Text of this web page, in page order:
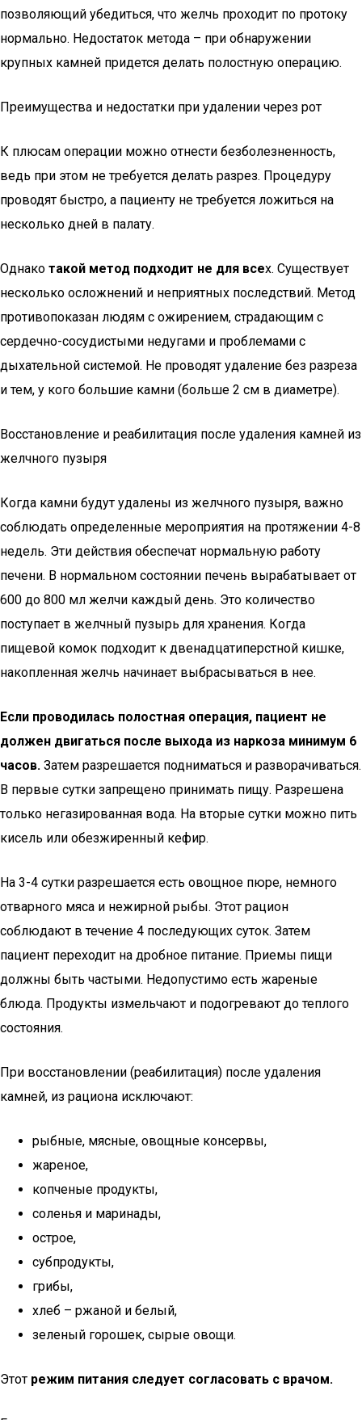
позволяющий убедиться, что желчь проходит по протоку
нормально. Недостаток метода – при обнаружении
крупных камней придется делать полостную операцию.
Преимущества и недостатки при удалении через рот
К плюсам операции можно отнести безболезненность,
ведь при этом не требуется делать разрез. Процедуру
проводят быстро, а пациенту не требуется ложиться на
несколько дней в палату.
Однако такой метод подходит не для всех. Существует
несколько осложнений и неприятных последствий. Метод
противопоказан людям с ожирением, страдающим с
сердечно-сосудистыми недугами и проблемами с
дыхательной системой. Не проводят удаление без разреза
и тем, у кого большие камни (больше 2 см в диаметре).
Восстановление и реабилитация после удаления камней из
желчного пузыря
Когда камни будут удалены из желчного пузыря, важно
соблюдать определенные мероприятия на протяжении 4-8
недель. Эти действия обеспечат нормальную работу
печени. В нормальном состоянии печень вырабатывает от
600 до 800 мл желчи каждый день. Это количество
поступает в желчный пузырь для хранения. Когда
пищевой комок подходит к двенадцатиперстной кишке,
накопленная желчь начинает выбрасываться в нее.
Если проводилась полостная операция, пациент не
должен двигаться после выхода из наркоза минимум 6
часов. Затем разрешается подниматься и разворачиваться.
В первые сутки запрещено принимать пищу. Разрешена
только негазированная вода. На вторые сутки можно пить
кисель или обезжиренный кефир.
На 3-4 сутки разрешается есть овощное пюре, немного
отварного мяса и нежирной рыбы. Этот рацион
соблюдают в течение 4 последующих суток. Затем
пациент переходит на дробное питание. Приемы пищи
должны быть частыми. Недопустимо есть жареные
блюда. Продукты измельчают и подогревают до теплого
состояния.
При восстановлении (реабилитация) после удаления
камней, из рациона исключают:
рыбные, мясные, овощные консервы,
жареное,
копченые продукты,
соленья и маринады,
острое,
субпродукты,
грибы,
хлеб – ржаной и белый,
зеленый горошек, сырые овощи.
Этот режим питания следует согласовать с врачом.